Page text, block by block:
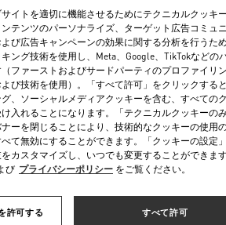
配送
イトを適切に機能させるためにテクニカルクッキ
テンツのパーソナライズ、ターゲット広告コミュ
び広告キャンペーンの効果に関する分析を行うた
ング技術を使用し、Meta、Google、TikTokなどの
ファーストおよびサードパーティのプロファイリ
び技術を使用）。「すべて許可」をクリックする
、ソーシャルメディアクッキーを含む、すべての
入れることになります。「テクニカルクッキーの
ーを閉じることにより、技術的なクッキーの使用
て無効にすることができます。「クッキーの設定
カスタマイズし、いつでも変更することができま
び プライバシーポリシー をご覧ください。
許可する すべて許可